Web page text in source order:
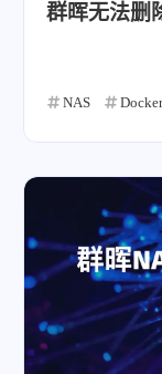
群晖无法删
NAS Docker